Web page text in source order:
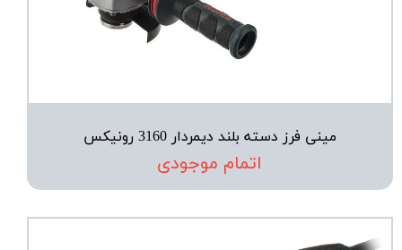
مینی فرز دسته بلند دیمردار 3160 رونیکس
اتمام موجودی